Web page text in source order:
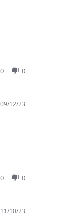
0 0
09/12/23
0 0
11/10/23